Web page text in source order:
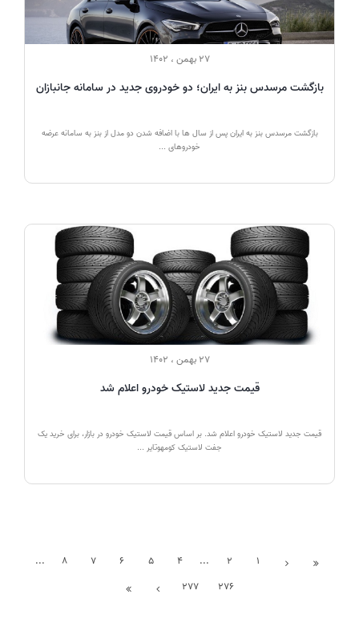
27 بهمن ، 1402
بازگشت مرسدس بنز به ایران؛ دو خودروی جدید در سامانه جانبازان
بازگشت مرسدس بنز به ایران پس از سال ها با اضافه شدن دو مدل از بنز به سامانه عرضه
خودروهای ...
27 بهمن ، 1402
قیمت جدید لاستیک خودرو اعلام شد
قیمت جدید لاستیک خودرو اعلام شد. بر اساس قیمت لاستیک خودرو در بازار، برای خرید یک
جفت لاستیک کومهوتایر ...
1
2
...
4
5
6
7
8
...
276
277